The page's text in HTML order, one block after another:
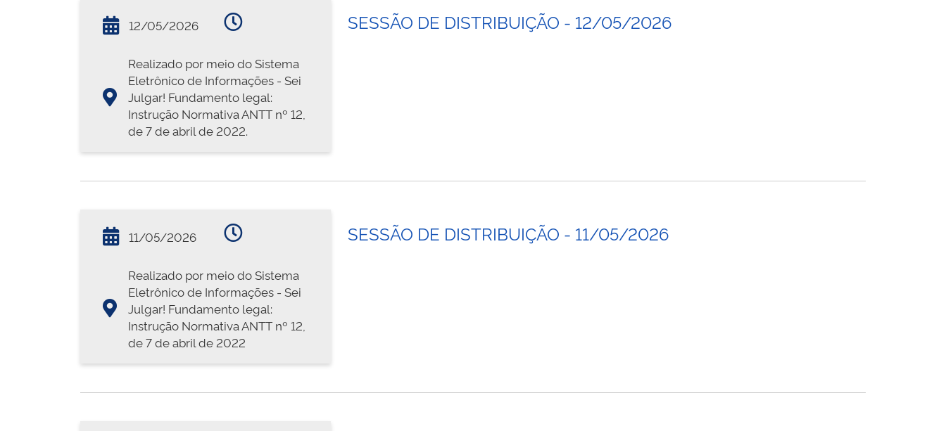
12/05/2026
Realizado por meio do Sistema
Eletrônico de Informações - Sei
Julgar! Fundamento legal:
Instrução Normativa ANTT nº 12,
de 7 de abril de 2022.
SESSÃO DE DISTRIBUIÇÃO - 12/05/2026
11/05/2026
Realizado por meio do Sistema
Eletrônico de Informações - Sei
Julgar! Fundamento legal:
Instrução Normativa ANTT nº 12,
de 7 de abril de 2022
SESSÃO DE DISTRIBUIÇÃO - 11/05/2026